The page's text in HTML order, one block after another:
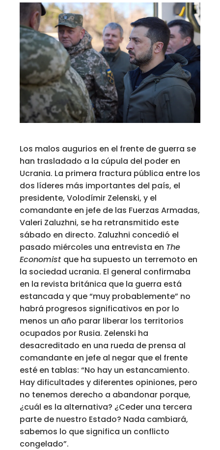
Los malos augurios en el frente de guerra se
han trasladado a la cúpula del poder en
Ucrania. La primera fractura pública entre los
dos líderes más importantes del país, el
presidente, Volodímir Zelenski, y el
comandante en jefe de las Fuerzas Armadas,
Valeri Zaluzhni, se ha retransmitido este
sábado en directo. Zaluzhni concedió el
pasado miércoles una entrevista en The
Economist que ha supuesto un terremoto en
la sociedad ucrania. El general confirmaba
en la revista británica que la guerra está
estancada y que “muy probablemente” no
habrá progresos significativos en por lo
menos un año parar liberar los territorios
ocupados por Rusia. Zelenski ha
desacreditado en una rueda de prensa al
comandante en jefe al negar que el frente
esté en tablas: “No hay un estancamiento.
Hay dificultades y diferentes opiniones, pero
no tenemos derecho a abandonar porque,
¿cuál es la alternativa? ¿Ceder una tercera
parte de nuestro Estado? Nada cambiará,
sabemos lo que significa un conflicto
congelado”.